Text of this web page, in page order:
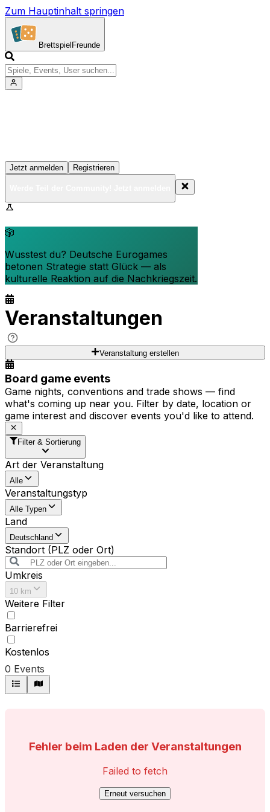
Zum Hauptinhalt springen
Brettspiel Freunde
Jetzt anmelden Registrieren
🎲
Wusstest du? Deutsche Eurogames
betonen Strategie statt Glück — als
kulturelle Reaktion auf die Nachkriegszeit.
Veranstaltungen
Veranstaltung erstellen
Board game events
Game nights, conventions and trade shows — find
what's coming up near you. Filter by date, location or
game interest and discover events you'd like to attend.
Filter & Sortierung
Art der Veranstaltung
Alle
Veranstaltungstyp
Alle Typen
Land
Deutschland
Standort (PLZ oder Ort)
Umkreis
10 km
Weitere Filter
Barrierefrei
Kostenlos
0 Events
Fehler beim Laden der Veranstaltungen
Failed to fetch
Erneut versuchen